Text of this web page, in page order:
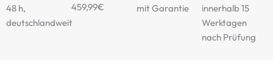
48 h,
deutschlandweit
459,99€
mit Garantie
innerhalb 15
Werktagen
nach Prüfung